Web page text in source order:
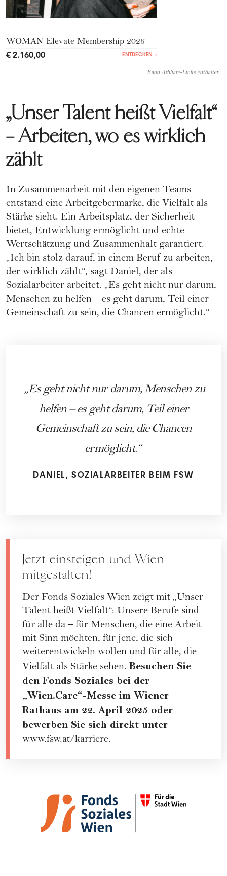
WOMAN Elevate Membership 2026
€ 2.160,00 ENTDECKEN →
Kann Affiliate-Links enthalten.
„Unser Talent heißt Vielfalt“
– Arbeiten, wo es wirklich
zählt
In Zusammenarbeit mit den eigenen Teams
entstand eine Arbeitgebermarke, die Vielfalt als
Stärke sieht. Ein Arbeitsplatz, der Sicherheit
bietet, Entwicklung ermöglicht und echte
Wertschätzung und Zusammenhalt garantiert.
„Ich bin stolz darauf, in einem Beruf zu arbeiten,
der wirklich zählt“, sagt Daniel, der als
Sozialarbeiter arbeitet. „Es geht nicht nur darum,
Menschen zu helfen – es geht darum, Teil einer
Gemeinschaft zu sein, die Chancen ermöglicht.“
Es geht nicht nur darum, Menschen zu
helfen – es geht darum, Teil einer
Gemeinschaft zu sein, die Chancen
ermöglicht.
DANIEL, SOZIALARBEITER BEIM FSW
Jetzt einsteigen und Wien
mitgestalten!
Der Fonds Soziales Wien zeigt mit „Unser
Talent heißt Vielfalt“: Unsere Berufe sind
für alle da – für Menschen, die eine Arbeit
mit Sinn möchten, für jene, die sich
weiterentwickeln wollen und für alle, die
Vielfalt als Stärke sehen. Besuchen Sie
den Fonds Soziales bei der
„Wien.Care“-Messe im Wiener
Rathaus am 22. April 2025 oder
bewerben Sie sich direkt unter
www.fsw.at/karriere.